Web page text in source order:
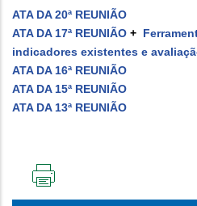
ATA DA 20ª REUNIÃO
ATA DA 17ª REUNIÃO +
indicadores existentes e
ATA DA 16ª REUNIÃO
ATA DA 15ª REUNIÃO
ATA DA 13ª REUNIÃO